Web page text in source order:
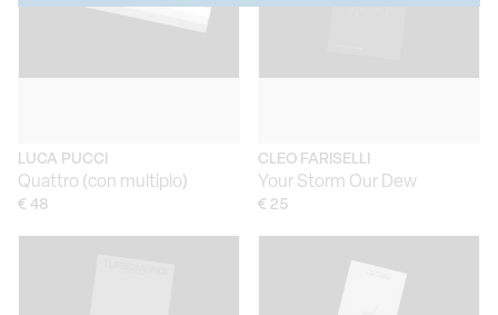
LUCA PUCCI
Quattro (con multiplo)
€ 48
CLEO FARISELLI
Your Storm Our Dew
€ 25